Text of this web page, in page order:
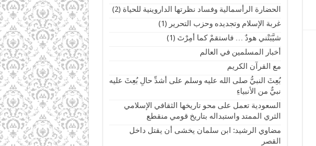
الحضارة الرأسمالية وفساد نظرتها الداروينية للحياة (2)
غربة الإسلام وتجديده وحزب التحرير (1)
شيَّبَتْني هودٌ … فاستقمْ كما أُمِرْتَ (1)
أخبار المسلمين في العالم
مع القرآن الكريم
بُعِثَ النبيُّ صلى الله عليه وسلم على أشدِّ حالِ بُعِثَ عليه
نبيٌّ من الأنبياءِ
السعودية تعمل على محو تاريخها الثقافي الإسلامي
الثري الممتد واستبداله بتاريخ قومي منقطع
مضاوي الرشيد: ابن سلمان يخشى أن يقتل داخل
القصر